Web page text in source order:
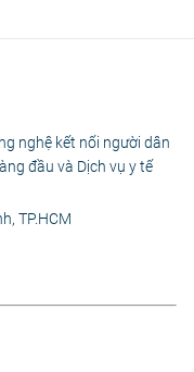
nghệ kết nối người dân
đầu và Dịch vụ y tế
TP.HCM